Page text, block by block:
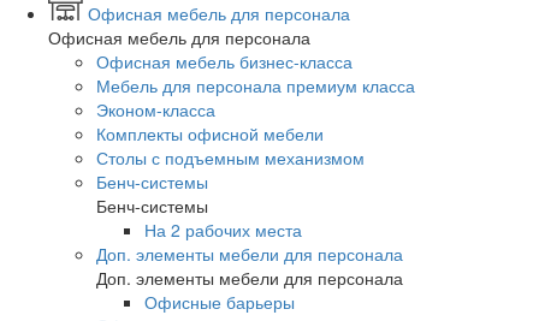
Офисная мебель для персонала
Офисная мебель для персонала
Офисная мебель бизнес-класса
Мебель для персонала премиум класса
Эконом-класса
Комплекты офисной мебели
Столы с подъемным механизмом
Бенч-системы
Бенч-системы
На 2 рабочих места
Доп. элементы мебели для персонала
Доп. элементы мебели для персонала
Офисные барьеры